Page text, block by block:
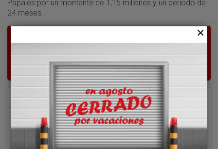
Papales por un montante de 1,15 millones y un periodo de
24 meses.
Para poder seguir leyendo hay que estar
suscrito a Transporte XXI, el periódico
del transporte y la logística en España.
Acceder
Nombre de usuario